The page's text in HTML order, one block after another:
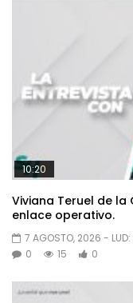
10:20
Viviana Teruel de la
enlace operativo.
7 AGOSTO, 2026 - LUD:
0
15 0